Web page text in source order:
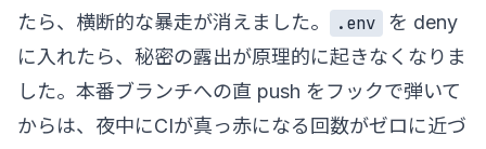
たら、横断的な暴走が消えました。
.env
を deny
に入れたら、秘密の露出が原理的に起きなくなりま
した。本番ブランチへの直 push をフックで弾いて
からは、夜中にCIが真っ赤になる回数がゼロに近づ